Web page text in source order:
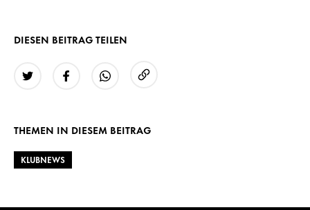
DIESEN BEITRAG TEILEN
THEMEN IN DIESEM BEITRAG
KLUBNEWS